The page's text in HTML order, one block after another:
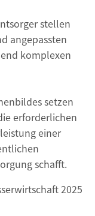
stellen
angepassten
komplexen
setzen
erforderlichen
einer
schafft.
2025